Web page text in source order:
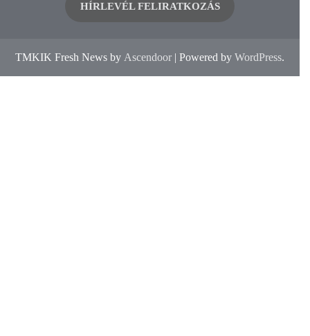
HÍRLEVÉL FELIRATKOZÁS
TMKIK Fresh News by Ascendoor | Powered by WordPress.